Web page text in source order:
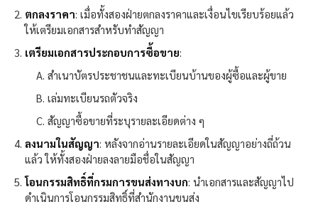
ตกลงราคา: เมื่อทั้งสองฝ่ายตกลงราคาและเงื่อนไขเรียบร้อยแล้ว
ให้เตรียมเอกสารสำหรับทำสัญญา
เตรียมเอกสารประกอบการซื้อขาย:
สำเนาบัตรประชาชนและทะเบียนบ้านของผู้ซื้อและผู้ขาย
เล่มทะเบียนรถตัวจริง
สัญญาซื้อขายที่ระบุรายละเอียดต่าง ๆ
ลงนามในสัญญา: หลังจากอ่านรายละเอียดในสัญญาอย่างถี่ถ้วน
แล้ว ให้ทั้งสองฝ่ายลงลายมือชื่อในสัญญา
โอนกรรมสิทธิ์ที่กรมการขนส่งทางบก: นำเอกสารและสัญญาไป
ดำเนินการโอนกรรมสิทธิ์ที่สำนักงานขนส่ง